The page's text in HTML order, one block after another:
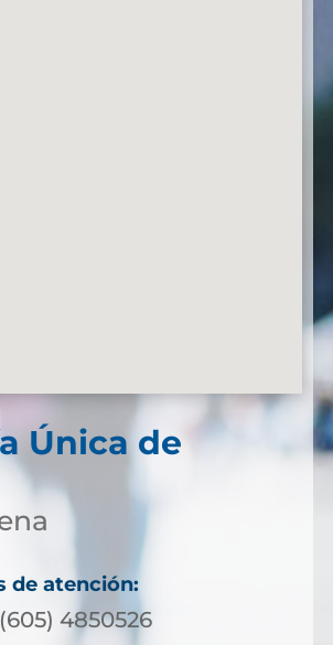
Única de
de atención:
4850526